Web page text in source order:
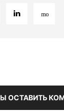
ОСТАВИТЬ